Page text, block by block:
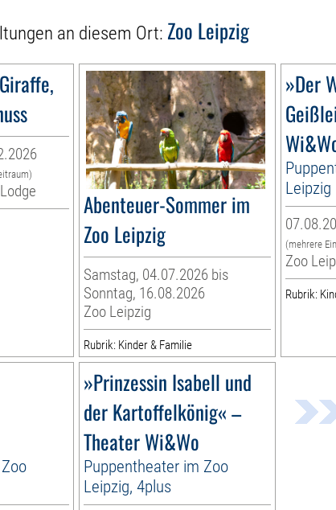
an diesem Ort: Zoo Leipzig
Abenteuer-Sommer im
Zoo Leipzig
Samstag, 04.07.2026 bis
Sonntag, 16.08.2026
Zoo Leipzig
Rubrik: Kinder & Familie
»Der
Leipzig
(mehrere
Zoo
Rubrik:
»Prinzessin Isabell und
der Kartoffelkönig« –
Theater Wi&Wo
Puppentheater im Zoo
Leipzig, 4plus